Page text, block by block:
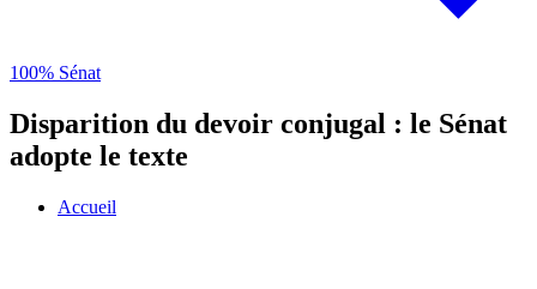
100% Sénat
Disparition du devoir conjugal : le Sénat
adopte le texte
Accueil